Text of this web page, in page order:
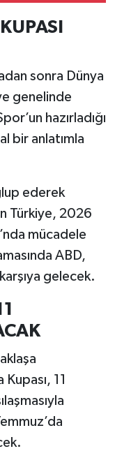
sonra Dünya
genelinde
hazırladığı
bir anlatımla
ederek
Türkiye, 2026
mücadele
ABD,
gelecek.
11